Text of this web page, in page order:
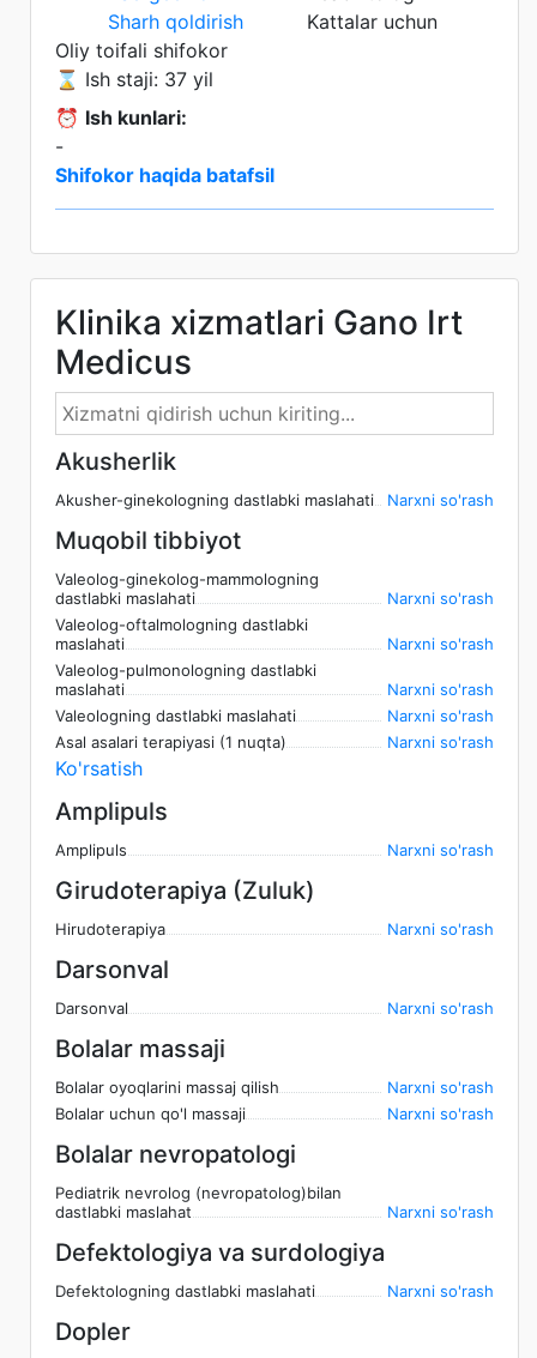
Sharh qoldirish
Kattalar uchun
Oliy toifali shifokor
⌛ Ish staji: 37 yil
⏰ Ish kunlari:
-
Shifokor haqida batafsil
Klinika xizmatlari Gano Irt
Medicus
Akusherlik
Akusher-ginekologning dastlabki maslahati Narxni so'rash
Muqobil tibbiyot
Valeolog-ginekolog-mammologning
dastlabki maslahati
Narxni so'rash
Valeolog-oftalmologning dastlabki
maslahati
Narxni so'rash
Valeolog-pulmonologning dastlabki
maslahati
Narxni so'rash
Valeologning dastlabki maslahati
Narxni so'rash
Asal asalari terapiyasi (1 nuqta)
Narxni so'rash
Ko'rsatish
Amplipuls
Amplipuls Narxni so'rash
Girudoterapiya (Zuluk)
Hirudoterapiya Narxni so'rash
Darsonval
Darsonval Narxni so'rash
Bolalar massaji
Bolalar oyoqlarini massaj qilish
Narxni so'rash
Bolalar uchun qo'l massaji
Narxni so'rash
Bolalar nevropatologi
Pediatrik nevrolog (nevropatolog)bilan
dastlabki maslahat
Narxni so'rash
Defektologiya va surdologiya
Defektologning dastlabki maslahati Narxni so'rash
Dopler